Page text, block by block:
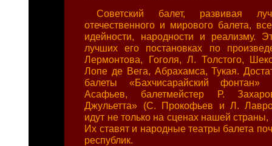
Советский балет, развивая
отечественного и мирового балета,
идейности, народности и реализму.
лучших его постановках по
Лермонтова, Гоголя, Л. Толстого,
Лопе де Вега, Абрахамса, Тукая.
балеты «Бахчисарайский фонтан»
Асафьев, балетмейстер Р.
Джульетта» (С. Прокофьев и Л.
идут не только на сценах нашей
Их ставят и народные театры балета
республик.